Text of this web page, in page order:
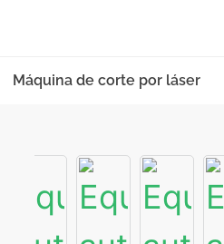
Máquina de corte por láser